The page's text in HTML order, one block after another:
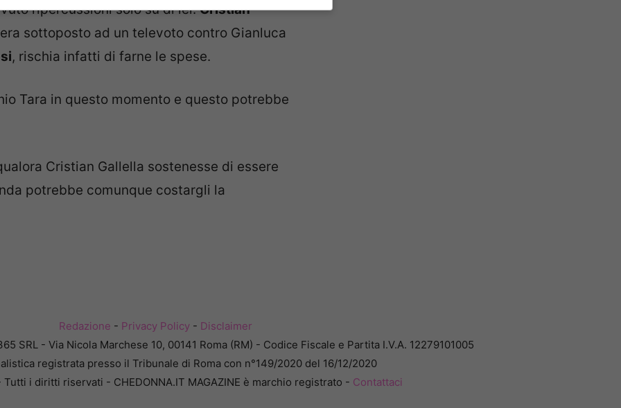
ripercussioni solo su di lei.Cristian
sottoposto ad un televoto contro Gianluca
, rischia infatti di farne le spese.
Tara in questo momento e questo potrebbe
Cristian Gallella sostenesse di essere
potrebbe comunque costargli la
Redazione - Privacy Policy- Disclaimer
SRL - Via Nicola Marchese 10, 00141 Roma (RM) - Codice Fiscale e Partita I.V.A. 12279101005
registrata presso il Tribunale di Roma con n°149/2020 del 16/12/2020
i diritti riservati - CHEDONNA.IT MAGAZINE è marchio registrato - Contattaci